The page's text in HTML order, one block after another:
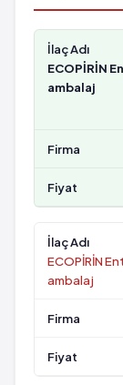
ECOPİRİN
ambalaj
ECOPİRİN
ambalaj